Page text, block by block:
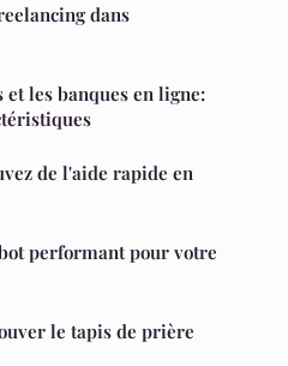
dans
les banques en ligne:
de l'aide rapide en
performant pour votre
le tapis de prière